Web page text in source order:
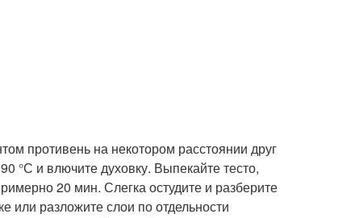
противень на некотором расстоянии друг
°С и влючите духовку. Выпекайте тесто,
20 мин. Слегка остудите и разберите
или разложите слои по отдельности